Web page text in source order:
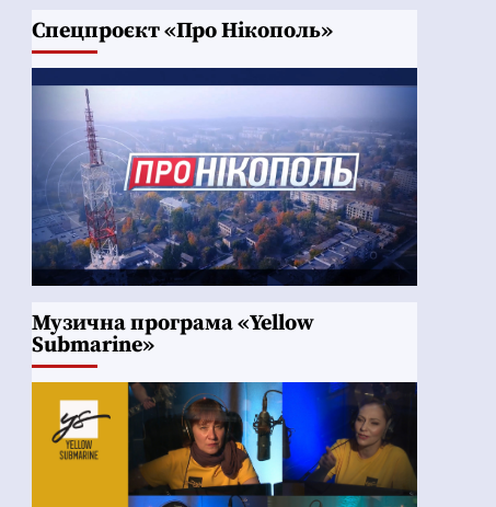
Cпецпроєкт «Про Нікополь»
Музична програма «Yellow
Submarine»